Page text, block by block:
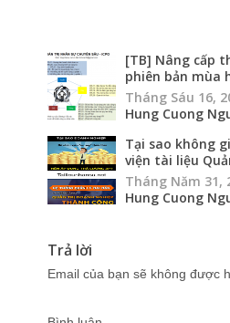
[TB] Nâng cấp
phiên bản mùa
Tháng Sáu 16,
Hung Cuong
Tại sao không
viện tài liệu
Tháng Năm 31,
Hung Cuong
Trả lời
Email của bạn sẽ không được